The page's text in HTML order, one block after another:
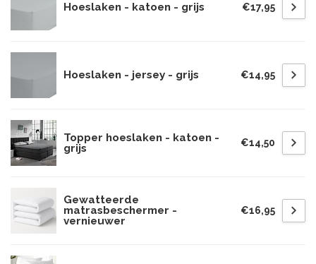
Hoeslaken - katoen - grijs €17,95
Hoeslaken - jersey - grijs €14,95
Topper hoeslaken - katoen -
grijs
€14,50
Gewatteerde
matrasbeschermer -
vernieuwer
€16,95